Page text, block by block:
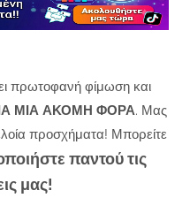
πρωτοφανή φίμωση και
ΜΙΑ ΑΚΟΜΗ ΦΟΡΑ. Μας
προσχήματα! Μπορείτε
παντού τις
μας!